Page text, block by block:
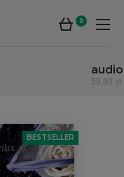
0
59,90 zł
BESTSELLER